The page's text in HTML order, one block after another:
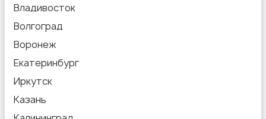
Владивосток
Волгоград
Воронеж
Екатеринбург
Иркутск
Казань